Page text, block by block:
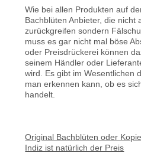
Wie bei allen Produkten auf
Bachblüten Anbieter, die nicht
zurückgreifen sondern
muss es gar nicht mal böse
oder Preisdrückerei können
seinem Händler oder
wird. Es gibt im Wesentlichen
man erkennen kann, ob es
handelt.
Original Bachblüten oder
Indiz ist natürlich der Preis